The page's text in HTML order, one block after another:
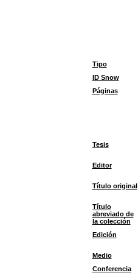
Tipo
ID Snow
Páginas
Tesis
Editor
Título original
Título
abreviado de
la colección
Edición
Medio
Conferencia